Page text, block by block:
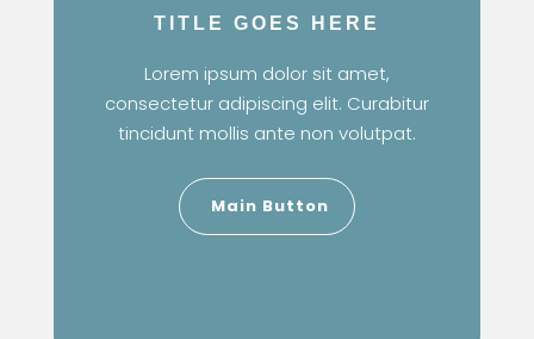
TITLE GOES HERE
Lorem ipsum dolor sit amet,
consectetur adipiscing elit. Curabitur
tincidunt mollis ante non volutpat.
Main Button